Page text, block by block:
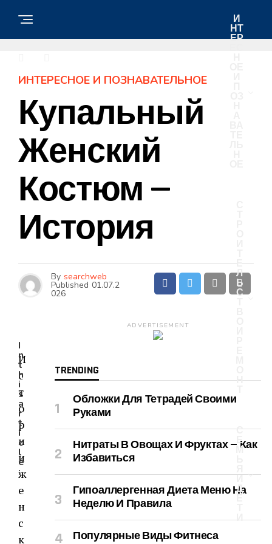
И
НТ
ЕР
Е
Л
Ь
С
Н
С
Е
М
Д
И
ИНТЕРЕСНОЕ И ПОЗНАВАТЕЛЬНОЕ
Купальный
Женский
Костюм —
История
By searchweb
Published 01.07.2
026
И
с
т
о
р
и
и
ж
е
н
с
к
I
n
t
h
i
s
a
r
t
i
c
l
e
:
ADVERTISEMENT
TRENDING
Обложки Для Тетрадей Своими
Руками
Нитраты В Овощах И Фруктах — Как
Избавиться
Гипоаллергенная Диета Меню На
Неделю И Правила
Популярные Виды Фитнеса